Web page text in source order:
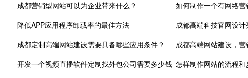
成都营销型网站可以为企业带来什么？ 如何制作一个有网络
降低APP应用程序卸载率的最佳方法
成都高端科技官网设
成都定制高端网站建设需要具备哪些应用条件？
成都高端网站建设，
开发一个视频直播软件定制找外包公司需要多少钱 怎样制作网站的流程和